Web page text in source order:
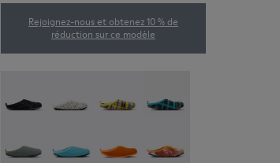
Rejoignez-nous et obtenez 10 % de
réduction sur ce modèle